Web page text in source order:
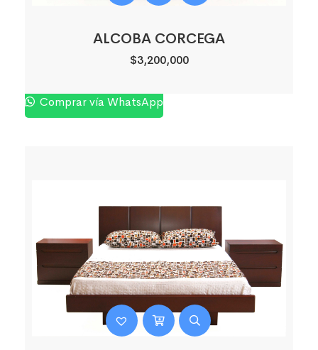
ALCOBA CORCEGA
$3,200,000
Comprar vía WhatsApp